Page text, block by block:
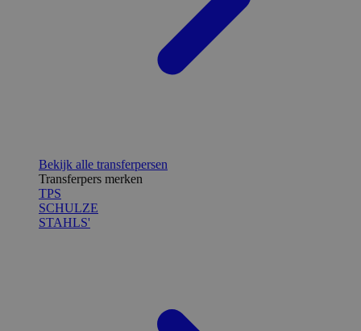
Bekijk alle transferpersen
Transferpers merken
TPS
SCHULZE
STAHLS'